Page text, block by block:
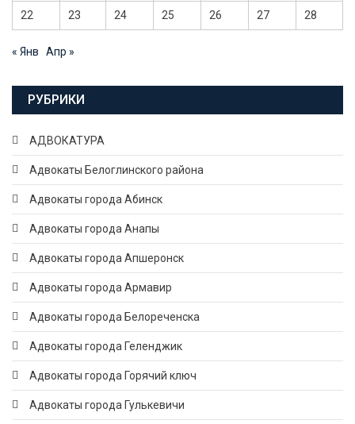
22 23 24 25 26 27 28
« Янв Апр »
РУБРИКИ
АДВОКАТУРА
Адвокаты Белоглинского района
Адвокаты города Абинск
Адвокаты города Анапы
Адвокаты города Апшеронск
Адвокаты города Армавир
Адвокаты города Белореченска
Адвокаты города Геленджик
Адвокаты города Горячий ключ
Адвокаты города Гулькевичи